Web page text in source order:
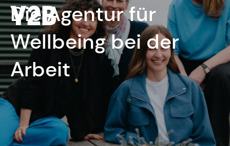
Die Agentur für
Wellbeing bei der
Arbeit